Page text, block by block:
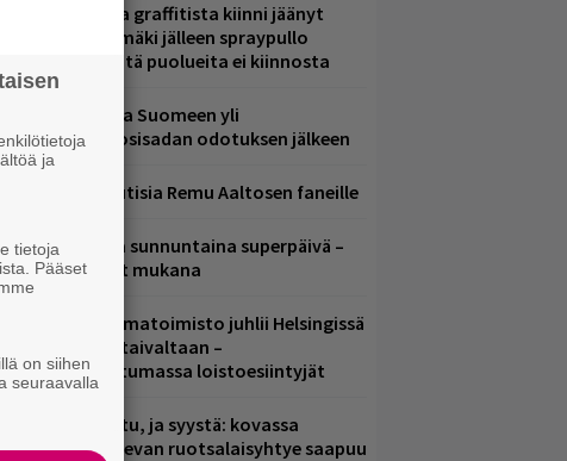
Laittomasta graffitista kiinni jäänyt
Paavo Arhinmäki jälleen spraypullo
kädessä – näitä puolueita ei kiinnosta
Weezer palaa Suomeen yli
neljännesvuosisadan odotuksen jälkeen
Mainioita uutisia Remu Aaltosen faneille
Tampereella sunnuntaina superpäivä –
nämä artistit mukana
Mainio ohjelmatoimisto juhlii Helsingissä
10-vuotista taivaltaan –
ilmaistapahtumassa loistoesiintyjät
Kent mainittu, ja syystä: kovassa
nosteessa olevan ruotsalaisyhtye saapuu
ja
tietoja
Pääset
on siihen
seuraavalla